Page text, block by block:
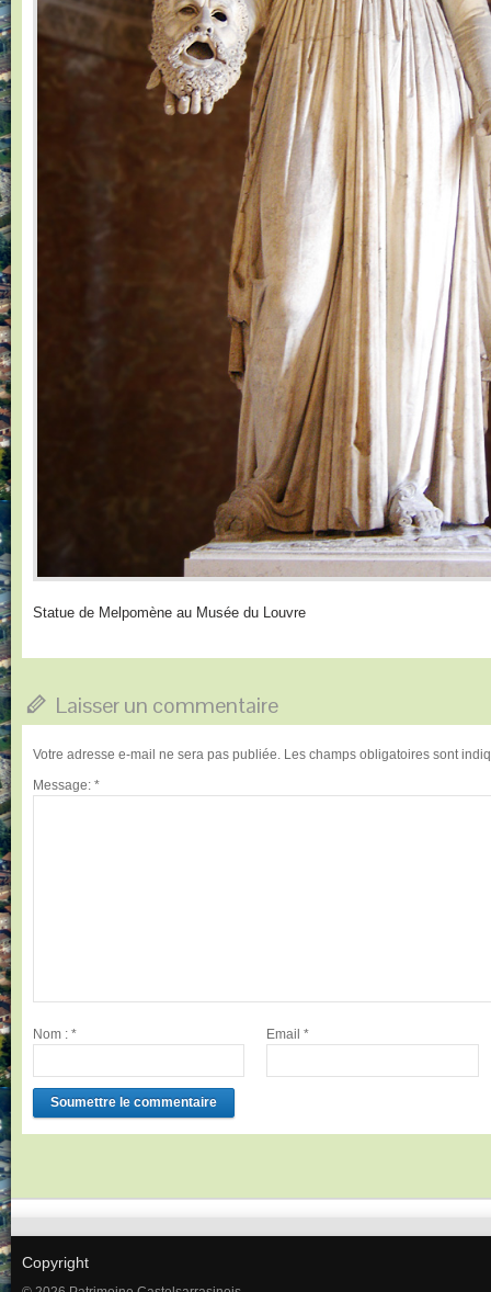
Statue de Melpomène au Musée du Louvre
Laisser un commentaire
Votre adresse e-mail ne sera pas publiée. Les champs obligatoires sont
Message: *
Nom : * Email*
Copyright